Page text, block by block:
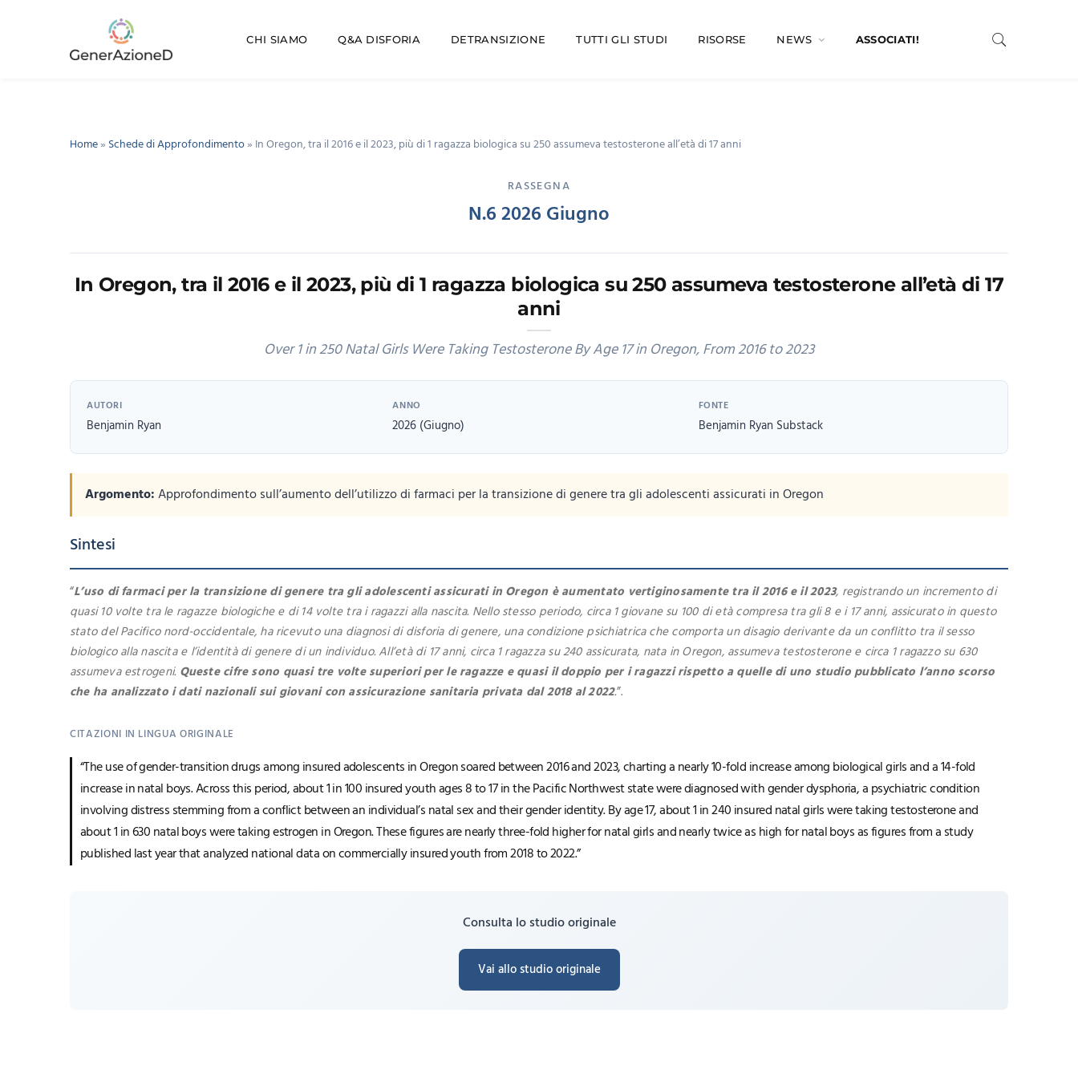
CHI SIAMO Q&A DISFORIA DETRANSIZIONE TUTTI GLI STUDI RISORSE NEWS ASSOCIATI!
Home» Schede di Approfondimento» In Oregon, tra il 2016 e il 2023, più di 1 ragazza biologica su 250 assumeva testosterone all’età di 17 anni
RASSEGNA
N.6 2026 Giugno
In Oregon, tra il 2016 e il 2023, più di 1 ragazza biologica su 250 assumeva testosterone all’età di 17
anni
Over 1 in 250 Natal Girls Were Taking Testosterone By Age 17 in Oregon, From 2016 to 2023
AUTORI
Benjamin Ryan
ANNO
2026 (Giugno)
FONTE
Benjamin Ryan Substack
Argomento:Approfondimento sull’aumento dell’utilizzo di farmaci per la transizione di genere tra gli adolescenti assicurati in Oregon
Sintesi
“L’uso di farmaci per la transizione di genere tra gli adolescenti assicurati in Oregon è aumentato vertiginosamente tra il 2016 e il 2023, registrando un incremento di
quasi 10 volte tra le ragazze biologiche e di 14 volte tra i ragazzi alla nascita. Nello stesso periodo, circa 1 giovane su 100 di età compresa tra gli 8 e i 17 anni, assicurato in questo
stato del Pacifico nord-occidentale, ha ricevuto una diagnosi di disforia di genere, una condizione psichiatrica che comporta un disagio derivante da un conflitto tra il sesso
biologico alla nascita e l’identità di genere di un individuo. All’età di 17 anni, circa 1 ragazza su 240 assicurata, nata in Oregon, assumeva testosterone e circa 1 ragazzo su 630
assumeva estrogeni. Queste cifre sono quasi tre volte superiori per le ragazze e quasi il doppio per i ragazzi rispetto a quelle di uno studio pubblicato l’anno scorso
che ha analizzato i dati nazionali sui giovani con assicurazione sanitaria privata dal 2018 al 2022.”.
CITAZIONI IN LINGUA ORIGINALE
“The use of gender-transition drugs among insured adolescents in Oregon soared between 2016 and 2023, charting a nearly 10-fold increase among biological girls and a 14-fold
increase in natal boys. Across this period, about 1 in 100 insured youth ages 8 to 17 in the Pacific Northwest state were diagnosed with gender dysphoria, a psychiatric condition
involving distress stemming from a conflict between an individual’s natal sex and their gender identity. By age 17, about 1 in 240 insured natal girls were taking testosterone and
about 1 in 630 natal boys were taking estrogen in Oregon. These figures are nearly three-fold higher for natal girls and nearly twice as high for natal boys as figures from a study
published last year that analyzed national data on commercially insured youth from 2018 to 2022.”
Consulta lo studio originale
Vai allo studio originale